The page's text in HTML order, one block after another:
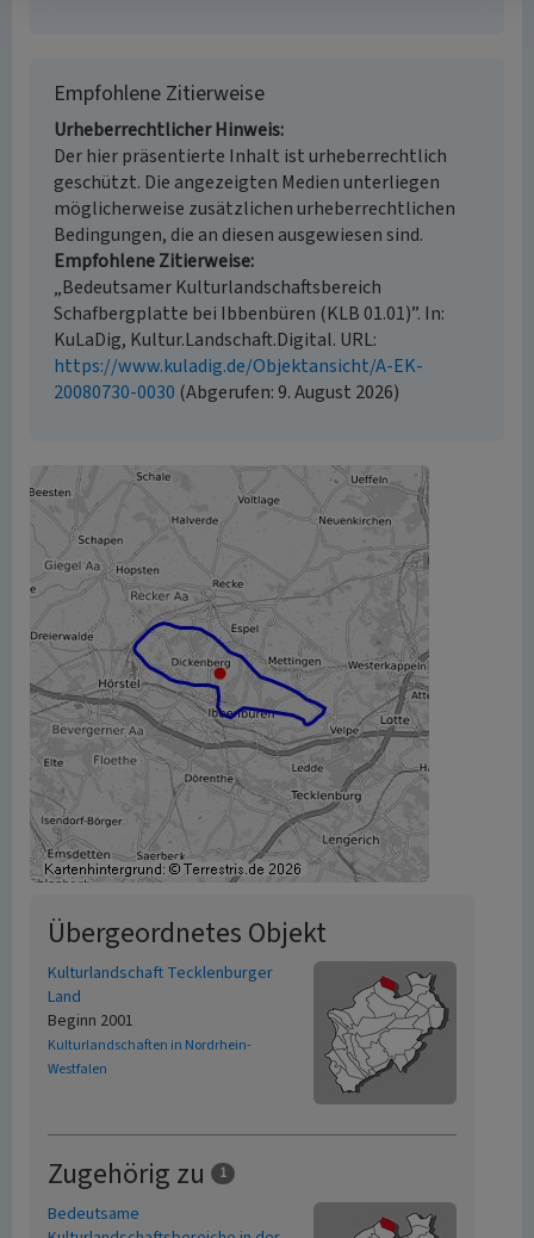
Empfohlene Zitierweise
Urheberrechtlicher Hinweis
Der hier präsentierte Inhalt ist urheberrechtlich
geschützt. Die angezeigten Medien unterliegen
möglicherweise zusätzlichen urheberrechtlichen
Bedingungen, die an diesen ausgewiesen sind.
Empfohlene Zitierweise
„Bedeutsamer Kulturlandschaftsbereich
Schafbergplatte bei Ibbenbüren (KLB 01.01)”. In:
KuLaDig, Kultur.Landschaft.Digital. URL:
https://www.kuladig.de/Objektansicht/A-EK-
20080730-0030 (Abgerufen: 9. August 2026)
Übergeordnetes Objekt
Kulturlandschaft Tecklenburger
Land
Beginn 2001
Kulturlandschaften in Nordrhein-
Westfalen
Zugehörig zu 1
Bedeutsame